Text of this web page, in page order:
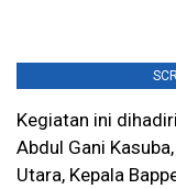
Kegiatan ini
Abdul Gani
Utara, Kepala